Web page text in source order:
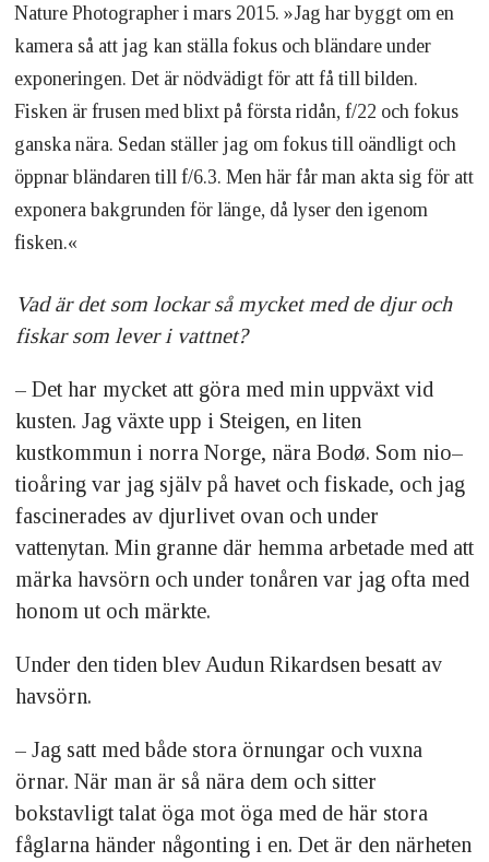
Nature Photographer i mars 2015. »Jag har byggt om en
kamera så att jag kan ställa fokus och bländare under
exponeringen. Det är nödvädigt för att få till bilden.
Fisken är frusen med blixt på första ridån, f/22 och fokus
ganska nära. Sedan ställer jag om fokus till oändligt och
öppnar bländaren till f/6.3. Men här får man akta sig för att
exponera bakgrunden för länge, då lyser den igenom
fisken.«
Vad är det som lockar så mycket med de djur och
fiskar som lever i vattnet?
– Det har mycket att göra med min uppväxt vid
kusten. Jag växte upp i Steigen, en liten
kustkommun i norra Norge, nära Bodø. Som nio–
tioåring var jag själv på havet och fiskade, och jag
fascinerades av djurlivet ovan och under
vattenytan. Min granne där hemma arbetade med att
märka havsörn och under tonåren var jag ofta med
honom ut och märkte.
Under den tiden blev Audun Rikardsen besatt av
havsörn.
– Jag satt med både stora örnungar och vuxna
örnar. När man är så nära dem och sitter
bokstavligt talat öga mot öga med de här stora
fåglarna händer någonting i en. Det är den närheten